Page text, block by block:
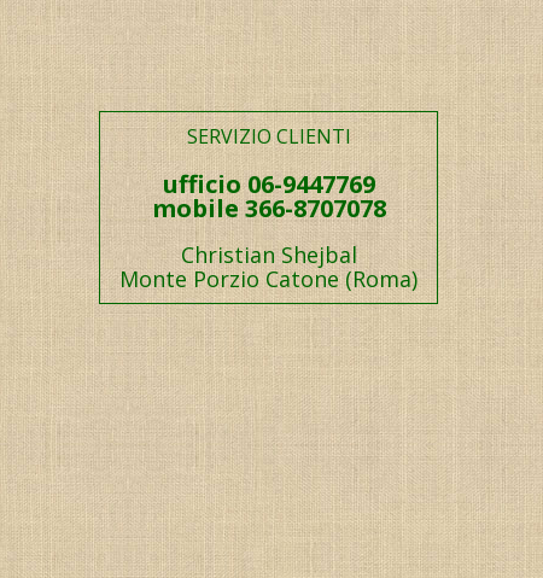
SERVIZIO CLIENTI
ufficio 06-9447769
mobile 366-8707078
Christian Shejbal
Monte Porzio Catone (Roma)